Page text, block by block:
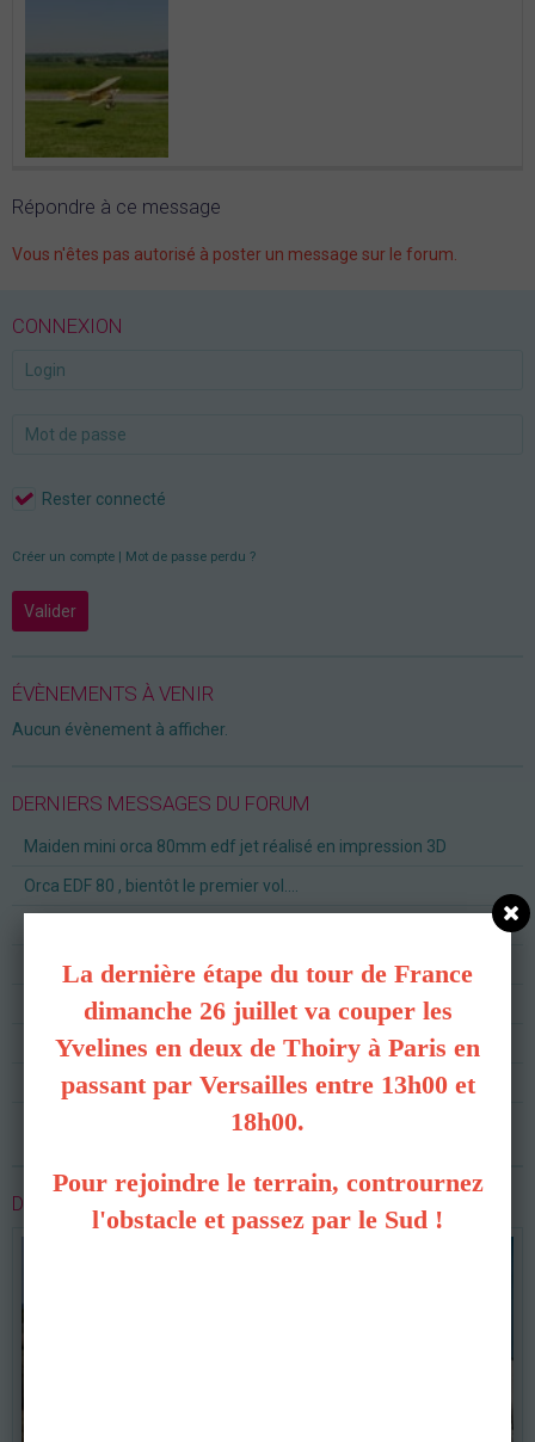
Répondre à ce message
Vous n'êtes pas autorisé à poster un message sur le forum.
CONNEXION
Rester connecté
Créer un compte Mot de passe perdu ?
Valider
ÉVÈNEMENTS À VENIR
Aucun évènement à afficher.
DERNIERS MESSAGES DU FORUM
Maiden mini orca 80mm edf jet réalisé en impression 3D
Orca EDF 80 , bientôt le premier vol....
Terrain et groupe TONTE
Vente de modèles électriques en parfait état et équipés
Hélico école arrivé !
Retrousse manches rénovation piste 2024
DERNIÈRES PHOTOS
La dernière étape du tour de France
dimanche 26 juillet va couper les
Yvelines en deux de Thoiry à Paris en
passant par Versailles entre 13h00 et
18h00.
Pour rejoindre le terrain, contrournez
l'obstacle et passez par le Sud !